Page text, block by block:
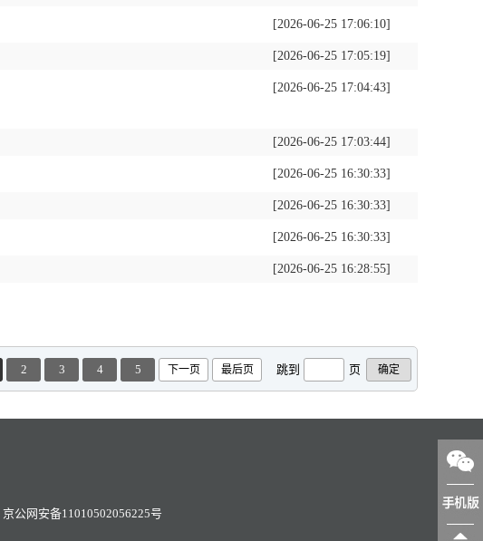
[2026-06-25 17:06:10]
[2026-06-25 17:05:19]
[2026-06-25 17:04:43]
[2026-06-25 17:03:44]
[2026-06-25 16:30:33]
[2026-06-25 16:30:33]
[2026-06-25 16:30:33]
[2026-06-25 16:28:55]
2 3 4 5 下一页 最后页 跳到 页
京公网安备11010502056225号